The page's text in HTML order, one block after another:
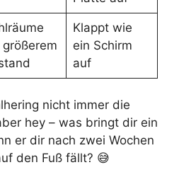
größerem
Klappt wie
ein Schirm
auf
nicht immer die
hey – was bringt dir ein
er dir nach zwei Wochen
den Fuß fällt? 😅